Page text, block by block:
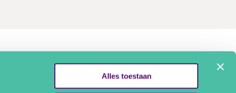
Alles toestaan